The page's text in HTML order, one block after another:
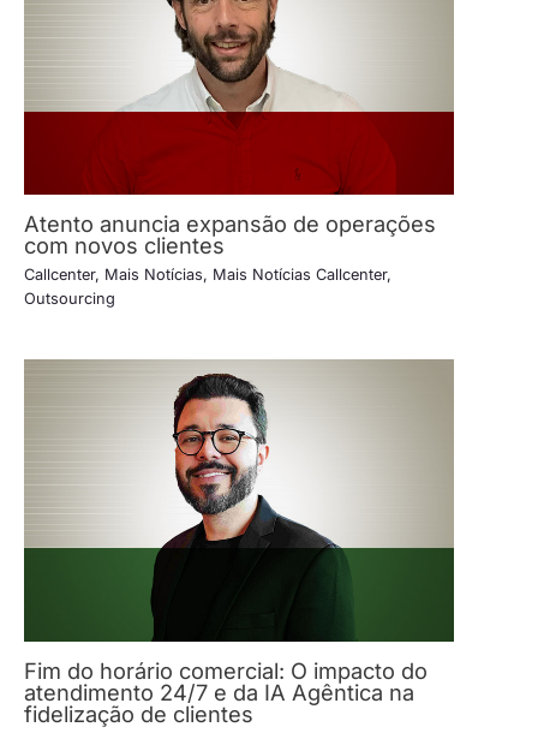
Atento anuncia expansão de operações
com novos clientes
Callcenter, Mais Notícias, Mais Notícias Callcenter,
Outsourcing
Fim do horário comercial: O impacto do
atendimento 24/7 e da IA Agêntica na
fidelização de clientes